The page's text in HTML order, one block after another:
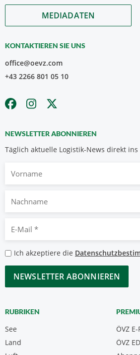
MEDIADATEN
KONTAKTIEREN SIE UNS
office@oevz.com
+43 2266 801 05 10
NEWSLETTER ABONNIEREN
Täglich aktuelle Logistik-News direkt ins
Nachname
Mail
*
Datenschutzbestimmungen
*
Ich akzeptiere die
CAPTCHA
RUBRIKEN
See
Land
ÖVZ
ÖVZ